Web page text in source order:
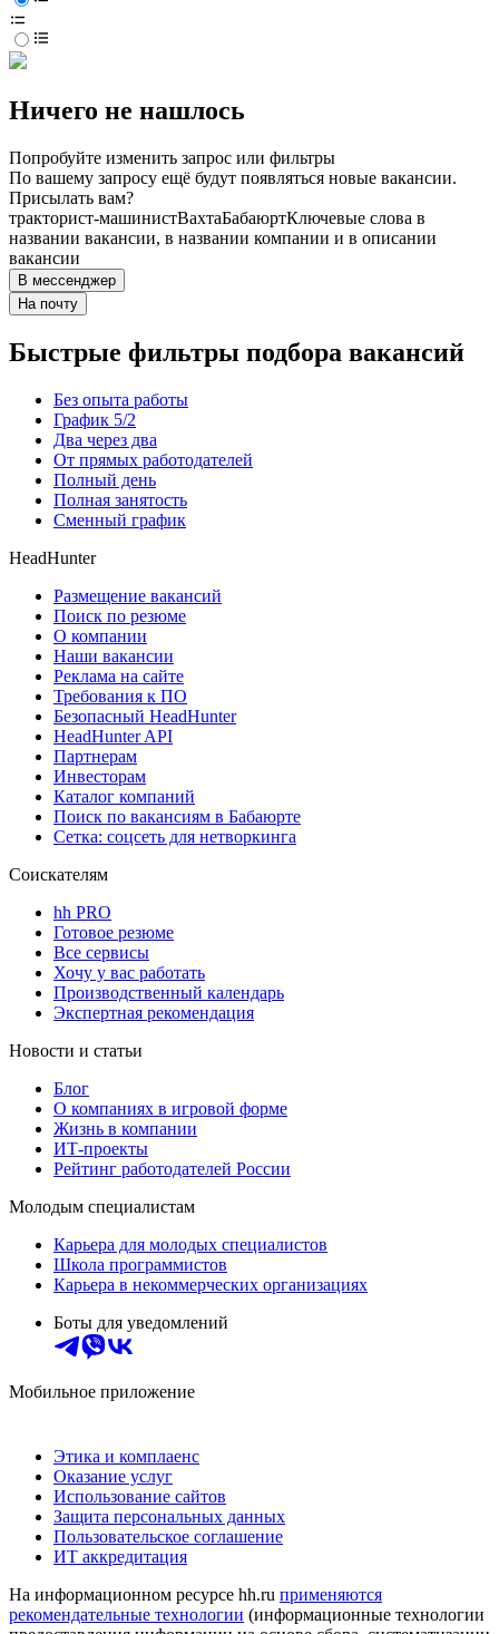
Ничего не нашлось
Попробуйте изменить запрос или фильтры
По вашему запросу ещё будут появляться новые вакансии.
Присылать вам?
тракторист-машинистВахтаБабаюртКлючевые слова в
названии вакансии, в названии компании и в описании
вакансии
В мессенджер
На почту
Быстрые фильтры подбора вакансий
Без опыта работы
График 5/2
Два через два
От прямых работодателей
Полный день
Полная занятость
Сменный график
HeadHunter
Размещение вакансий
Поиск по резюме
О компании
Наши вакансии
Реклама на сайте
Требования к ПО
Безопасный HeadHunter
HeadHunter API
Партнерам
Инвесторам
Каталог компаний
Поиск по вакансиям в Бабаюрте
Сетка: соцсеть для нетворкинга
Соискателям
hh PRO
Готовое резюме
Все сервисы
Хочу у вас работать
Производственный календарь
Экспертная рекомендация
Новости и статьи
Блог
О компаниях в игровой форме
Жизнь в компании
ИТ-проекты
Рейтинг работодателей России
Молодым специалистам
Карьера для молодых специалистов
Школа программистов
Карьера в некоммерческих организациях
Боты для уведомлений
Мобильное приложение
Этика и комплаенс
Оказание услуг
Использование сайтов
Защита персональных данных
Пользовательское соглашение
ИТ аккредитация
На информационном ресурсе hh.ru применяются
рекомендательные технологии (информационные технологии